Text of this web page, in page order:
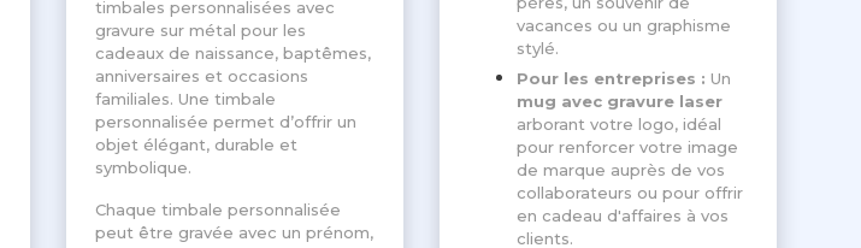
vacances ou un graphisme
stylé.
Pour les entreprises : Un
mug avec gravure laser
arborant votre logo, idéal
pour renforcer votre image
de marque auprès de vos
collaborateurs ou pour offrir
en cadeau d'affaires à vos
clients.
timbales personnalisées avec
gravure sur métal pour les
cadeaux de naissance, baptêmes,
anniversaires et occasions
familiales. Une timbale
personnalisée permet d’offrir un
objet élégant, durable et
symbolique.
Chaque timbale personnalisée
peut être gravée avec un prénom,